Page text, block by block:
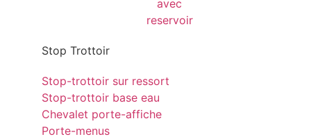
Stop Trottoir
Stop-trottoir sur ressort
Stop-trottoir base eau
Chevalet porte-affiche
Porte-menus